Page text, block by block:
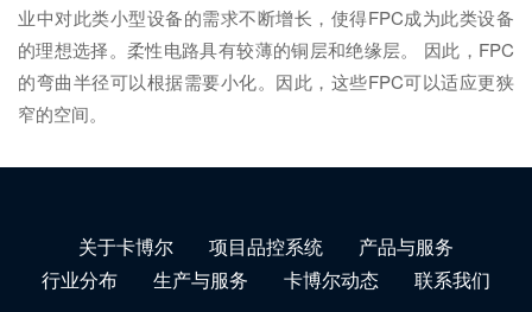
业中对此类小型设备的需求不断增长，使得FPC成为此类设备
的理想选择。柔性电路具有较薄的铜层和绝缘层。 因此，FPC
的弯曲半径可以根据需要小化。因此，这些FPC可以适应更狭
窄的空间。
关于卡博尔 项目品控系统
产品与服务
行业分布
生产与服务 卡博尔动态 联系我们